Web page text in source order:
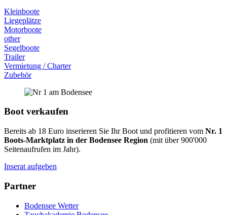
Kleinboote
Liegeplätze
Motorboote
other
Segelboote
Trailer
Vermietung / Charter
Zubehör
Boot verkaufen
Bereits ab 18 Euro inserieren Sie Ihr Boot und profitieren vom Nr. 1
Boots-Marktplatz in der Bodensee Region (mit über 900'000
Seitenaufrufen im Jahr).
Inserat aufgeben
Partner
Bodensee Wetter